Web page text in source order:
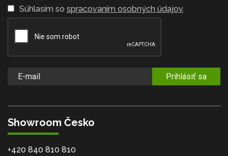
Súhlasím so spracovaním osobných údajov.
Prihlásiť sa
Showroom Česko
+420 840 810 810